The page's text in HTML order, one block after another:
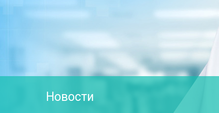
Новости